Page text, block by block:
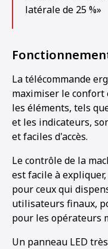
latérale de 25 %»
La télécommande
maximiser le confort
les éléments, tels
et les indicateurs,
et faciles d'accès.
Le contrôle de la
est facile à
pour ceux qui
utilisateurs finaux,
pour les opérateurs
Un panneau LED